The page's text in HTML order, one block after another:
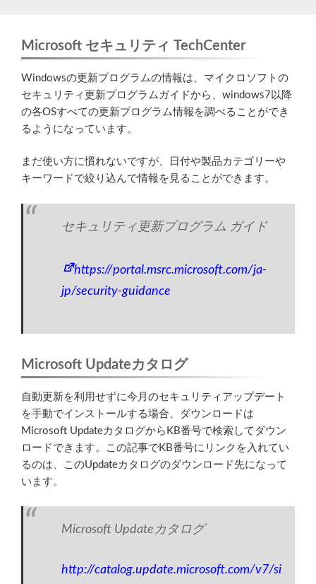
Microsoft セキュリティ TechCenter
Windowsの更新プログラムの情報は、マイクロソフトの
セキュリティ更新プログラムガイドから、windows7以降
の各OSすべての更新プログラム情報を調べることができ
るようになっています。
まだ使い方に慣れないですが、日付や製品カテゴリーや
キーワードで絞り込んで情報を見ることができます。
セキュリティ更新プログラム ガイド
https://portal.msrc.microsoft.com/ja-
jp/security-guidance
Microsoft Updateカタログ
自動更新を利用せずに今月のセキュリティアップデート
を手動でインストールする場合、ダウンロードは
Microsoft UpdateカタログからKB番号で検索してダウン
ロードできます。この記事でKB番号にリンクを入れてい
るのは、このUpdateカタログのダウンロード先になって
います。
Microsoft Updateカタログ
http://catalog.update.microsoft.com/v7/si